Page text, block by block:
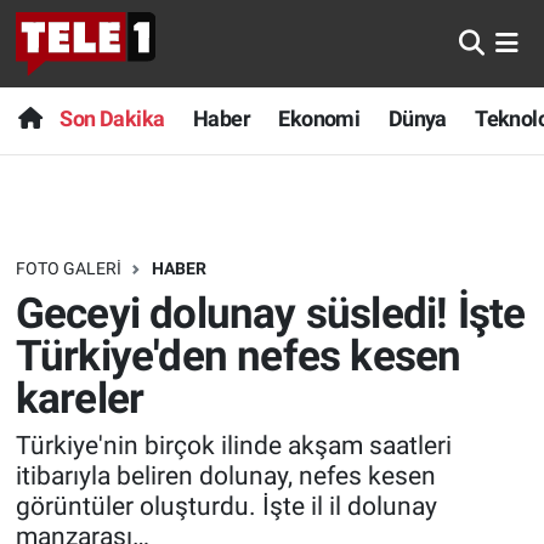
Son Dakika Haber Ekonomi Dünya
FOTO GALERI HABER
Geceyi dolunay süsledi! İşte
Türkiye'den nefes kesen
kareler
Türkiye'nin birçok ilinde akşam saatleri
itibarıyla beliren dolunay, nefes kesen
görüntüler oluşturdu. İşte il il dolunay
manzarası…
Anında Manşet
Başka Sohbetler
Bilim turu
Bilim ve Teknoloji Evreni
Doğa Konuşuyor
Dünya
Ege Saati
Son Dakika
Haber
Dünya
Teknoloji
Sağlık
Spor
Yayın Akışı
Nöbetçi Eczaneler
Hava Durumu
Trafik Durumu
Süper Lig Puan Durumu ve Fikstür
Tüm Manşetler
Son Dakika Haberleri
Haber Arşivi